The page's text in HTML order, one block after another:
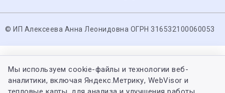
© ИП Алексеева Анна Леонидовна ОГРН 316532100060053
Мы используем cookie-файлы и технологии веб-
аналитики, включая Яндекс.Метрику, WebVisor и